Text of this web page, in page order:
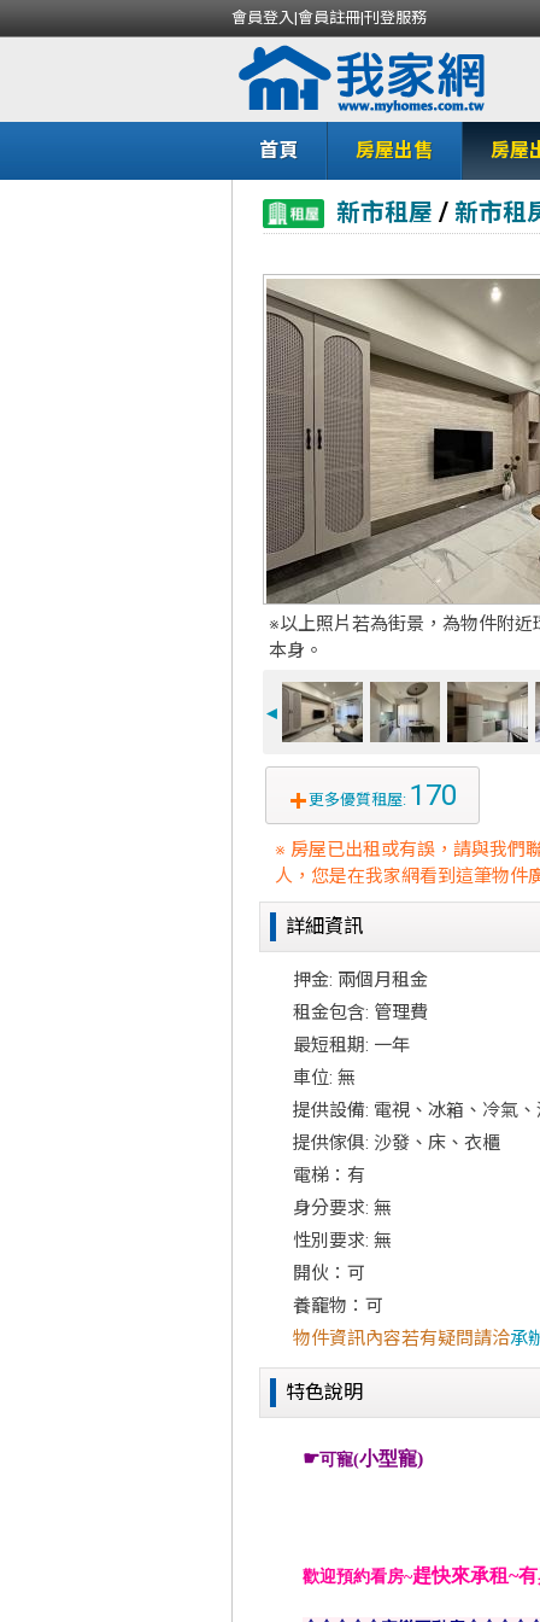
會員登入|會員註冊|刊登服務
首頁 房屋出售 房屋
新市租屋 / 新市租
※以上照片若為街景，為物件附近
本身。
◄
更多優質租屋: 170
※ 房屋已出租或有誤，請與我們
人，您是在我家網看到這筆物件
詳細資訊
押金: 兩個月租金
租金包含: 管理費
最短租期: 一年
車位: 無
提供設備: 電視、冰箱、冷氣
提供傢俱: 沙發、床、衣櫃
電梯：有
身分要求: 無
性別要求: 無
開伙：可
養竉物：可
物件資訊內容若有疑問請洽承
特色說明